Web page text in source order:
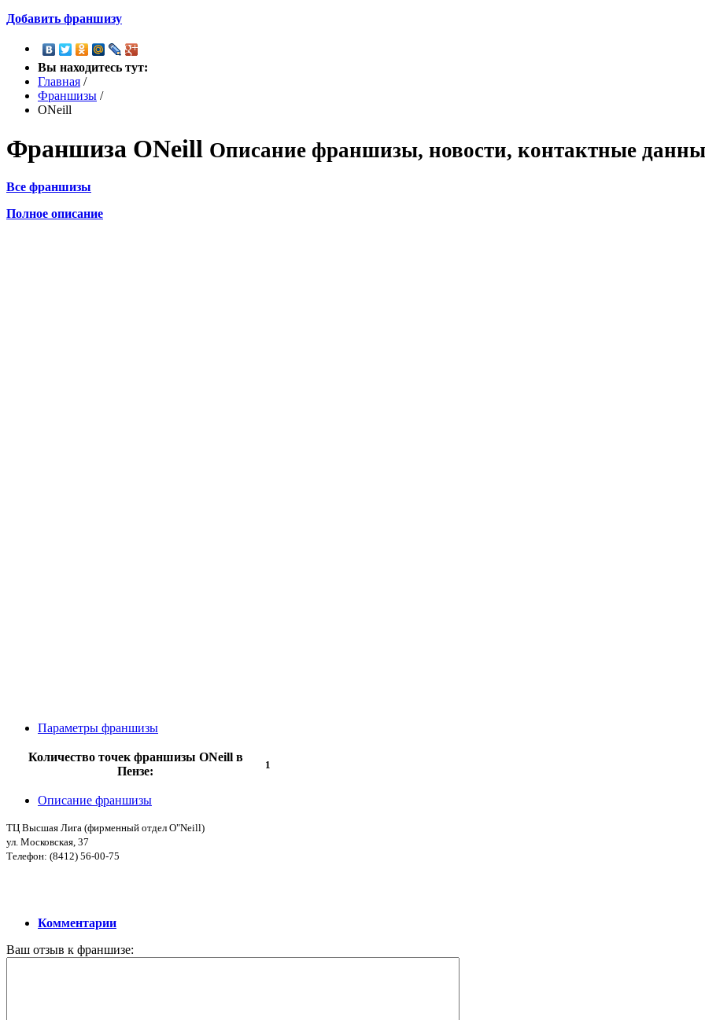
Добавить франшизу
Вы находитесь тут:
Главная /
Франшизы /
ONeill
Франшиза ONeill Описание франшизы, новости, контактные
Все франшизы
Полное описание
Параметры франшизы
Количество точек франшизы ONeill в
Пензе:
1
Описание франшизы
ТЦ Высшая Лига (фирменный отдел O"Neill)
ул. Московская, 37
Телефон: (8412) 56-00-75
Комментарии
Ваш отзыв к франшизе: